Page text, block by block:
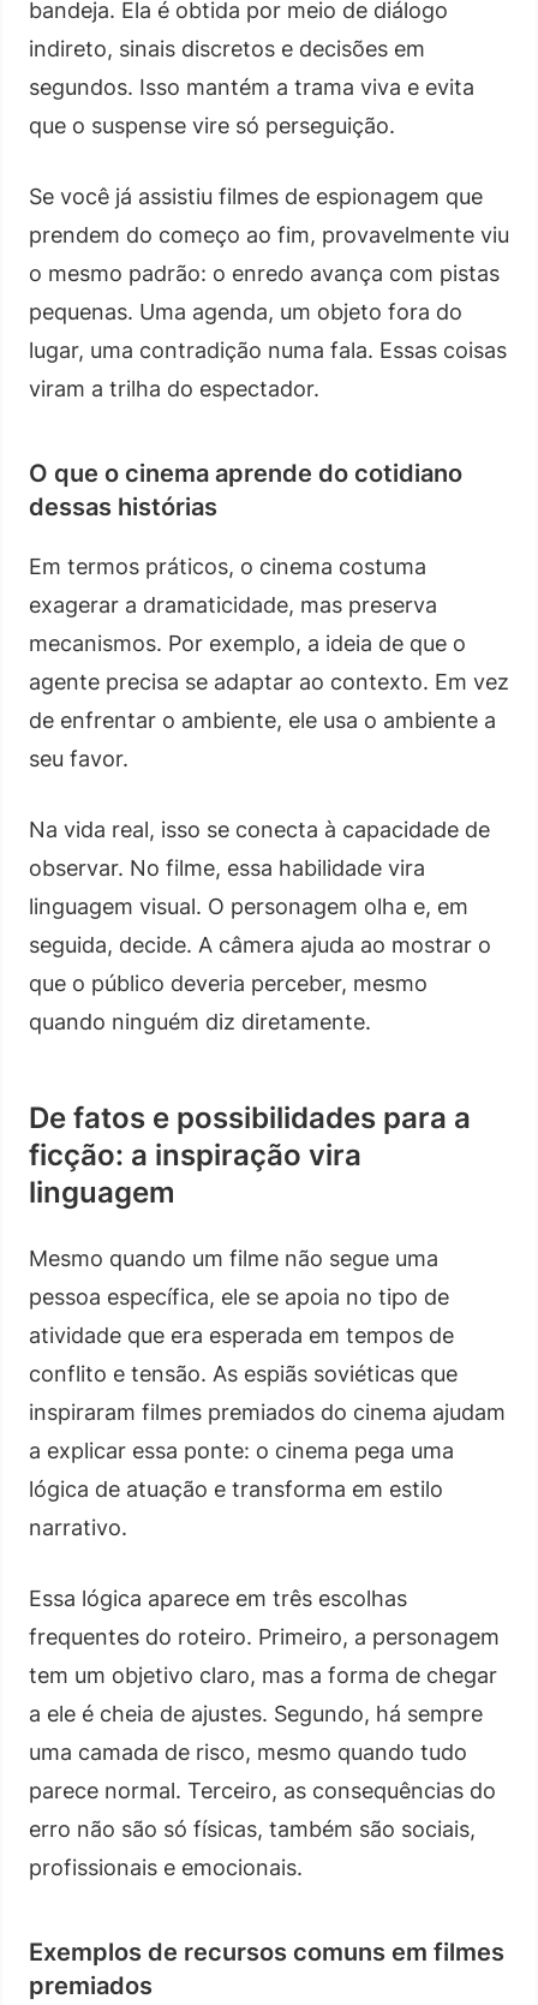
bandeja. Ela é obtida por meio de diálogo
indireto, sinais discretos e decisões em
segundos. Isso mantém a trama viva e evita
que o suspense vire só perseguição.
Se você já assistiu filmes de espionagem que
prendem do começo ao fim, provavelmente viu
o mesmo padrão: o enredo avança com pistas
pequenas. Uma agenda, um objeto fora do
lugar, uma contradição numa fala. Essas coisas
viram a trilha do espectador.
O que o cinema aprende do cotidiano
dessas histórias
Em termos práticos, o cinema costuma
exagerar a dramaticidade, mas preserva
mecanismos. Por exemplo, a ideia de que o
agente precisa se adaptar ao contexto. Em vez
de enfrentar o ambiente, ele usa o ambiente a
seu favor.
Na vida real, isso se conecta à capacidade de
observar. No filme, essa habilidade vira
linguagem visual. O personagem olha e, em
seguida, decide. A câmera ajuda ao mostrar o
que o público deveria perceber, mesmo
quando ninguém diz diretamente.
De fatos e possibilidades para a
ficção: a inspiração vira
linguagem
Mesmo quando um filme não segue uma
pessoa específica, ele se apoia no tipo de
atividade que era esperada em tempos de
conflito e tensão. As espiãs soviéticas que
inspiraram filmes premiados do cinema ajudam
a explicar essa ponte: o cinema pega uma
lógica de atuação e transforma em estilo
narrativo.
Essa lógica aparece em três escolhas
frequentes do roteiro. Primeiro, a personagem
tem um objetivo claro, mas a forma de chegar
a ele é cheia de ajustes. Segundo, há sempre
uma camada de risco, mesmo quando tudo
parece normal. Terceiro, as consequências do
erro não são só físicas, também são sociais,
profissionais e emocionais.
Exemplos de recursos comuns em filmes
premiados